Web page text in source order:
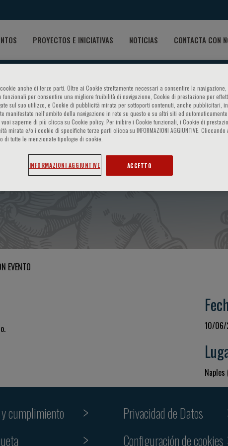
PROYECTOS E INICIATIVAS NOTICIAS CONTACTA CON
vie aeree: dalla
EVENTO
10/
cumplimiento
Privacidad de Datos
Configuración de cookies
anche di terze parti. Oltre ai Cookie strettamente necessari a consentire la navigazione,
funzionali per consentire una migliore fruibilità di navigazione, Cookie di prestazione per
sul suo utilizzo, e Cookie di pubblicità mirata per sottoporti contenuti, anche pubblicitari,
manifestate nell‘ambito della navigazione in rete su questo e su altri siti ed
saperne di più clicca su Cookie policy. Per inibire i Cookie funzionali, i Cookie di
mirata e/o i cookie di specifiche terze parti clicca su INFORMAZIONI AGGIUNTIVE. Cliccando
di tutte le menzionate tipologie di cookie.
INFORMAZIONI AGGIUNTIVE ACCETTO